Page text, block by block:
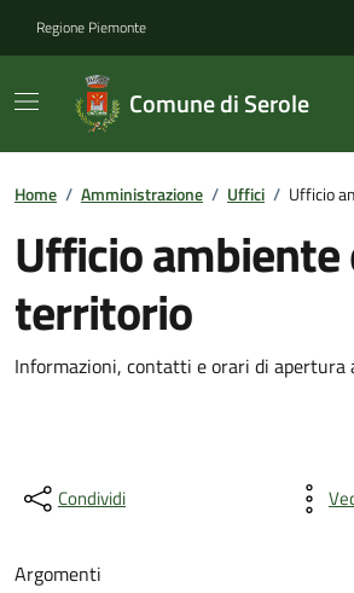
Regione Piemonte
Comune di Serole
Home / Amministrazione / Uffici / Ufficio
Ufficio ambiente
territorio
Informazioni, contatti e orari di apertura
Condividi
Argomenti